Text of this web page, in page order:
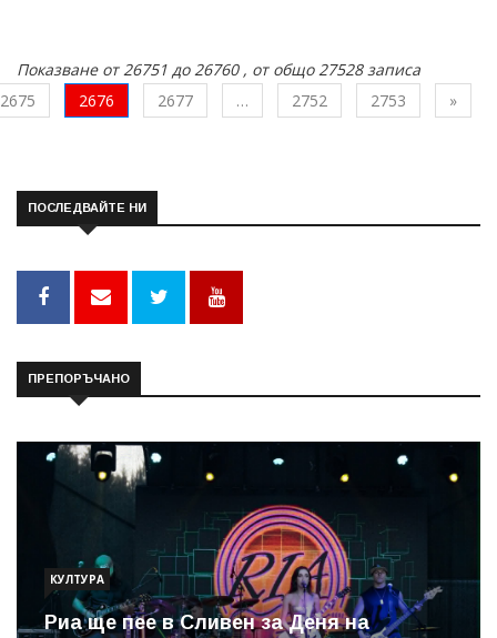
Показване от 26751 до 26760 , от общо 27528 записа
2675
2676 2677 … 2752 2753 »
ПОСЛЕДВАЙТЕ НИ
ПРЕПОРЪЧАНО
КУЛТУРА
Риа ще пее в Сливен за Деня на